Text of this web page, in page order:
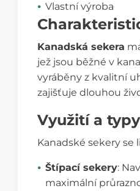
Vlastní výroba
Kanadská sekera
jež jsou běžné v
vyráběny z kvalitní
zajišťuje dlouhou
Využití a
Kanadské sekery
Štípací sekery:
maximální